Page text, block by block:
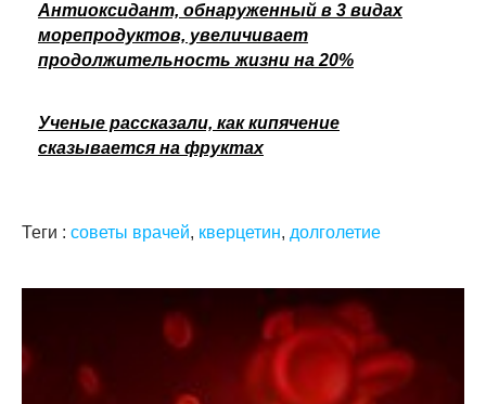
Антиоксидант, обнаруженный в 3 видах
морепродуктов, увеличивает
продолжительность жизни на 20%
Ученые рассказали, как кипячение
сказывается на фруктах
Теги : советы врачей, кверцетин, долголетие